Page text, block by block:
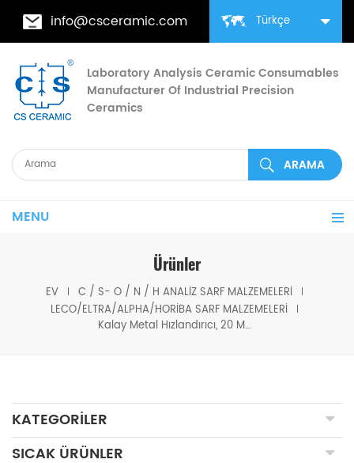
Türkçe
info@csceramic.com
Laboratory Analysis Ceramic Consumables
Manufacturer Of Industrial Precision
Ceramics
MENU
Ürünler
EV
C / S- O / N / H ANALIZ SARF MALZEMELERI
LECO/ELTRA/ALPHA/HORIBA SARF MALZEMELERI
Kalay Metal Hızlandırıcı, 20 Mesh 501-076 Eltra 90280 Horiba® 3200044223/905.201.250.001 AN/905.201.340.001/3014006854
KATEGORILER
SICAK ÜRÜNLER